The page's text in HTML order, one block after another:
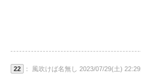
22 ： 風吹けば名無し 2023/07/29(土)